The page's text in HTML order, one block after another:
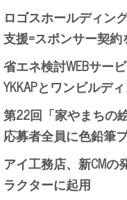
ロゴスホールディン
支援=スポンサー契約
省エネ検討WEBサー
YKKAPとワンビルデ
第22回「家やまちの
応募者全員に色鉛筆
アイ工務店、新CM
ラクターに起用